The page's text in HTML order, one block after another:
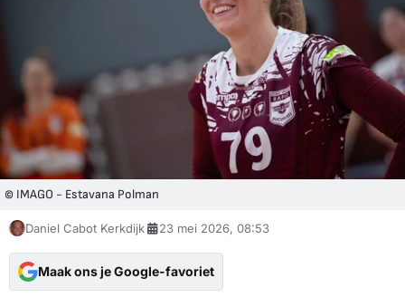
© IMAGO - Estavana Polman
Daniel Cabot Kerkdijk 23 mei 2026, 08:53
Maak ons je Google-favoriet